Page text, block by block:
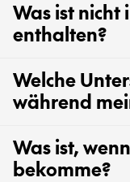
Was ist
enthalten?
Welche
während
Was ist,
bekomme?